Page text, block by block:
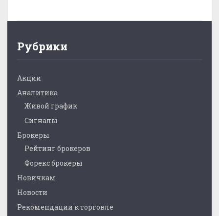
Рубрики
Акции
Аналитика
Живой график
Сигналы
Брокеры
Рейтинг брокеров
Форекс брокеры
Новичкам
Новости
Рекомендации к торговле